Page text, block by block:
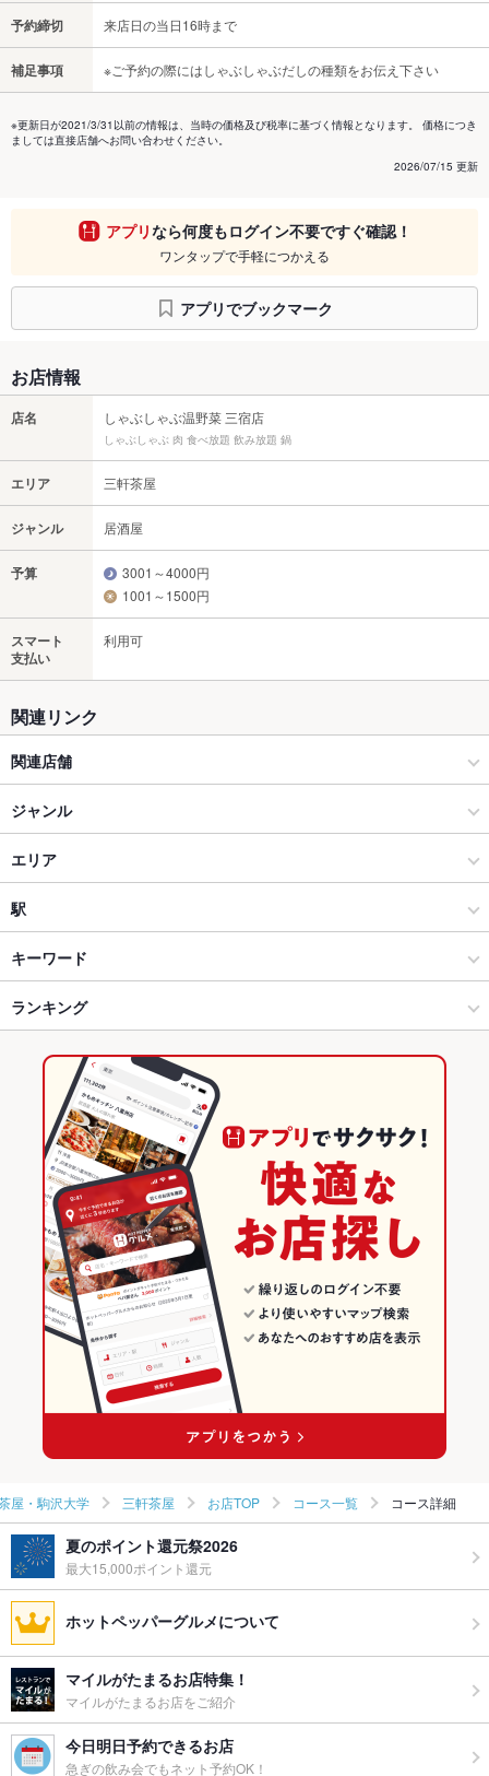
予約締切 来店日の当日16時まで
補足事項 ※ご予約の際にはしゃぶしゃぶだしの種類をお伝え下さい
※更新日が2021/3/31以前の情報は、当時の価格及び税率に基づく情報となります。 価格につき
ましては直接店舗へお問い合わせください。
2026/07/15 更新
アプリなら何度もログイン不要ですぐ確認！
ワンタップで手軽につかえる
アプリでブックマーク
お店情報
店名 しゃぶしゃぶ温野菜 三宿店
しゃぶしゃぶ 肉 食べ放題 飲み放題 鍋
エリア 三軒茶屋
ジャンル 居酒屋
予算
3001～4000円
1001～1500円
スマート
支払い
利用可
関連リンク
関連店舗
温野菜
しゃぶしゃぶ温野菜 二子玉川店
しゃぶしゃぶ温野菜 阿佐ヶ谷店
しゃぶしゃぶ温野菜 池袋サンシャイン通り店
しゃぶしゃぶ温野菜 豊洲店
しゃぶしゃぶ温野菜 東十条店
ジャンル
居酒屋
和風
池尻大橋・三軒茶屋・駒沢大学 × 居酒屋
池尻大橋・三軒茶屋・駒沢大学 × 和風
池尻大橋駅 × 居酒屋
池尻大橋駅 × 和風
しゃぶしゃぶ・すき焼き
池尻大橋・三軒茶屋・駒沢大学 × 和食
池尻大橋・三軒茶屋・駒沢大学 × しゃぶしゃぶ・すき焼き
池尻大橋駅 × 和食
池尻大橋駅 × しゃぶしゃぶ・すき焼き
エリア
三軒茶屋
三軒茶屋 × 居酒屋
三軒茶屋 × 和風
三軒茶屋 × 和食
三軒茶屋 × しゃぶしゃぶ・すき焼き
東京 × 居酒屋
東京 × 和風
東京 × 和食
東京 × しゃぶしゃぶ・すき焼き
駅
池尻大橋駅
三軒茶屋駅
祐天寺駅
キーワード
カニ料理
デザート
ランキング
東京のグルメランキング
東京の居酒屋ランキング
池尻大橋・三軒茶屋・駒沢大学のグルメランキング
池尻大橋・三軒茶屋・駒沢大学の居酒屋ランキング
三軒茶屋のグルメランキング
三軒茶屋の居酒屋ランキング
屋・駒沢大学 三軒茶屋 お店TOP コース一覧 コース詳細
夏のポイント還元祭2026
最大15,000ポイント還元
ホットペッパーグルメについて
マイルがたまるお店特集！
マイルがたまるお店をご紹介
今日明日予約できるお店
急ぎの飲み会でもネット予約OK！